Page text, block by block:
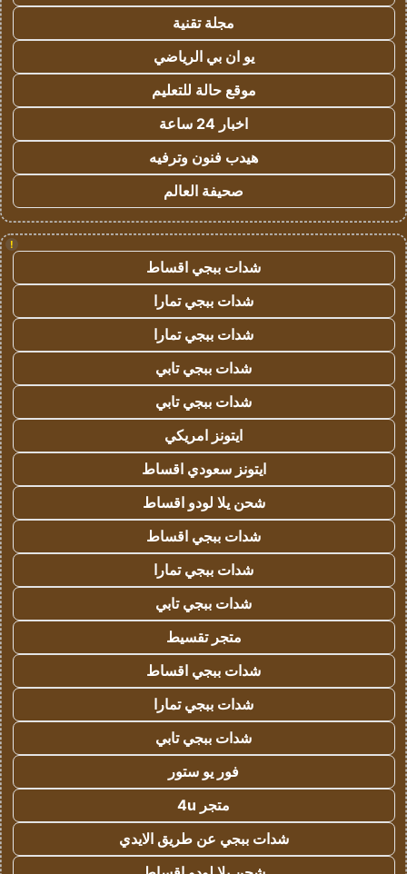
مجلة تقنية
يو ان بي الرياضي
موقع حالة للتعليم
اخبار 24 ساعة
هيدب فنون وترفيه
صحيفة العالم
!
شدات ببجي اقساط
شدات ببجي تمارا
شدات ببجي تمارا
شدات ببجي تابي
شدات ببجي تابي
ايتونز امريكي
ايتونز سعودي اقساط
شحن يلا لودو اقساط
شدات ببجي اقساط
شدات ببجي تمارا
شدات ببجي تابي
متجر تقسيط
شدات ببجي اقساط
شدات ببجي تمارا
شدات ببجي تابي
فور يو ستور
متجر 4u
شدات ببجي عن طريق الايدي